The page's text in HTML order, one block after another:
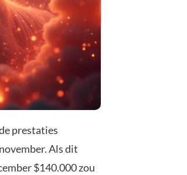
prestaties
Als dit
$140.000 zou